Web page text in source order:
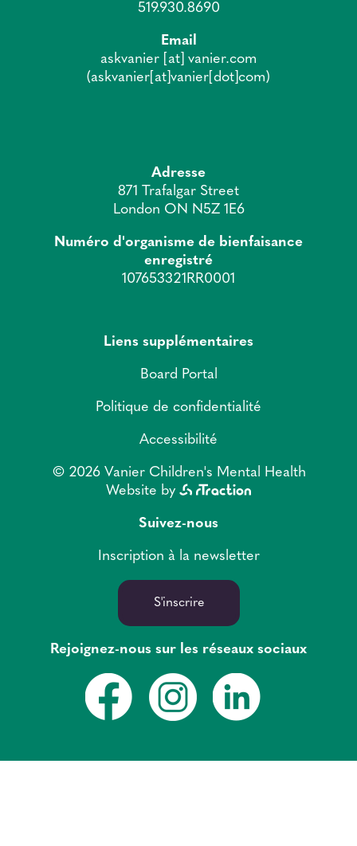
519.930.8690
Email
askvanier [at] vanier.com
(askvanier[at]vanier[dot]com)
Adresse
871 Trafalgar Street
London ON N5Z 1E6
Numéro d'organisme de bienfaisance
enregistré
107653321RR0001
Liens supplémentaires
Board Portal
Politique de confidentialité
Accessibilité
© 2026 Vanier Children's Mental Health
Website by
Suivez-nous
Inscription à la newsletter
S'inscrire
Rejoignez-nous sur les réseaux sociaux